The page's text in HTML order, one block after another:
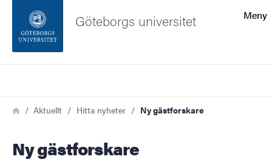
Sidfoten
Meny
Göteborgs universitet
Länkstig
HemAktuellt Hitta nyheter Ny gästforskare
Ny gästforskare